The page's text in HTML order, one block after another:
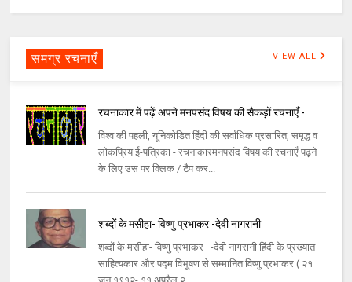
समग्र रचनाएँ VIEW ALL
रचनाकार में पढ़ें अपने मनपसंद विषय की सैकड़ों रचनाएँ -
विश्व की पहली, यूनिकोडित हिंदी की सर्वाधिक प्रसारित, समृद्ध व
लोकप्रिय ई-पत्रिका - रचनाकारमनपसंद विषय की रचनाएँ पढ़ने
के लिए उस पर क्लिक / टैप कर...
शब्दों के मसीहा- विष्णु प्रभाकर -देवी नागरानी
शब्दों के मसीहा- विष्णु प्रभाकर -देवी नागरानी हिंदी के प्रख्यात
साहित्यकार और पद्म विभूषण से सम्मानित विष्णु प्रभाकर ( २१